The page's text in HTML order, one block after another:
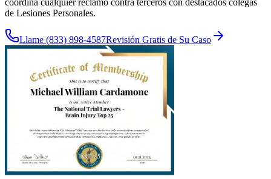
de Lesiones Personales.
Llame (833) 898-4587Revisión Gratis de Su Caso